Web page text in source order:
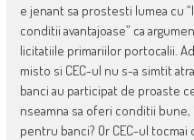
e jenant sa prostesti lumea cu
conditii avantajoase” ca
licitatiile primariilor portocalii.
misto si CEC-ul nu s-a simtit
banci au participat de proaste
nseamna sa oferi conditii bune,
pentru banci? Or CEC-ul tocmai